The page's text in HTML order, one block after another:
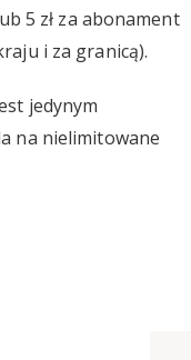
5 zł za abonament
i za granicą).
jedynym
na nielimitowane